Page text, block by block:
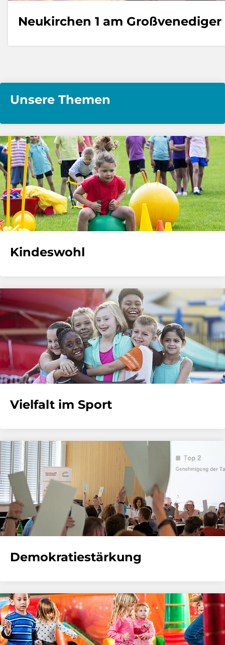
Neukirchen 1 am Großvenediger
Unsere Themen
Kindeswohl
Vielfalt im Sport
Demokratiestärkung